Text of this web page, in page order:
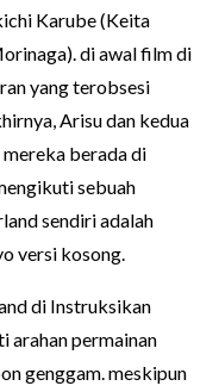
Karube (Keita
di awal film di
yang terobsesi
Arisu dan kedua
berada di
sebuah
sendiri adalah
versi kosong.
di Instruksikan
arahan permainan
genggam. meskipun